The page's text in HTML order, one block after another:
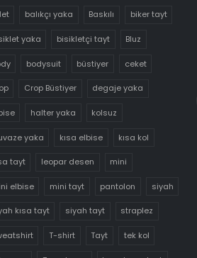
balıkçı yaka Baskılı biker tayt
yaka bisikletçi tayt Bluz
bodysuit büstiyer ceket
Crop Büstiyer degaje yaka
halter yaka kolsuz
yaka kısa elbise kısa kol
tayt leopar desen mini
elbise mini tayt pantolon siyah
kısa tayt siyah tayt straplez
T-shirt Tayt tek kol